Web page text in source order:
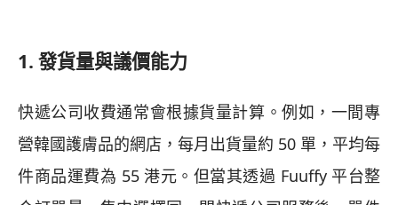
1. 發貨量與議價能力
快遞公司收費通常會根據貨量計算。例如，一間專
營韓國護膚品的網店，每月出貨量約 50 單，平均每
件商品運費為 55 港元。但當其透過 Fuuffy 平台整